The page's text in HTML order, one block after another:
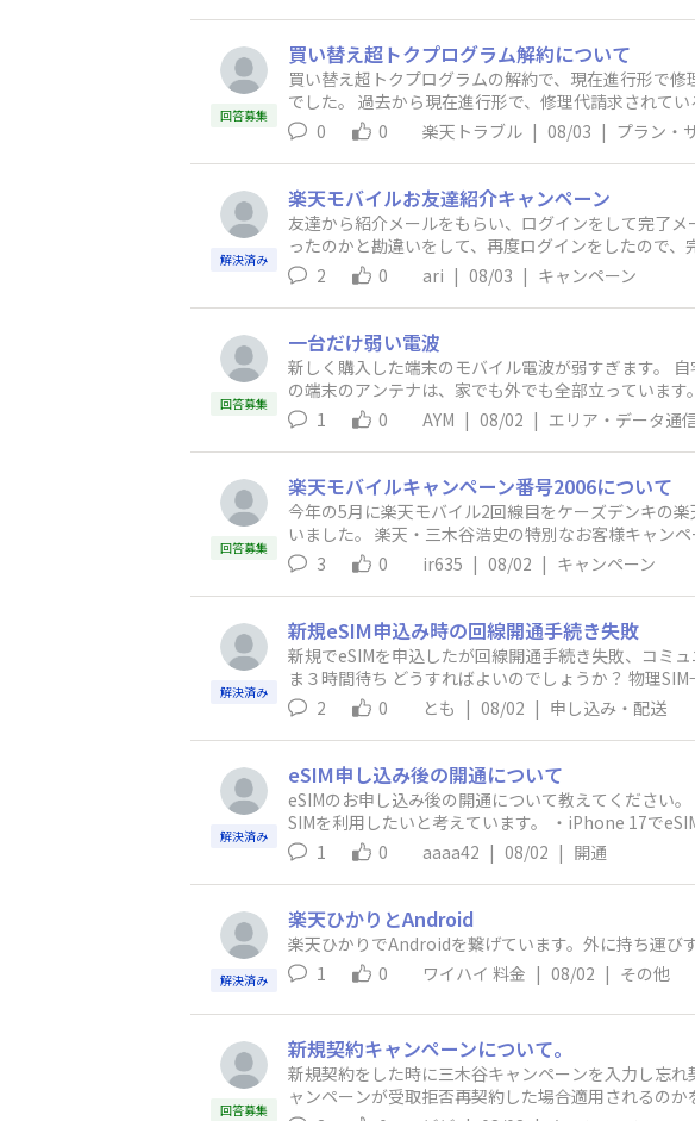
回答募集
買い替え超トクプログラム解約について
買い替え超トクプログラムの解約で、現在進行形で
でした。 過去から現在進行形で、修理代請求さ
0
0 楽天トラブル | 08/03 | プラン・
解決済み
楽天モバイルお友達紹介キャンペーン
友達から紹介メールをもらい、ログインをして完了
ったのかと勘違いをして、再度ログインをしたので
したらいいのでしょうか？
2 0 ari | 08/03 | キャンペーン
回答募集
一台だけ弱い電波
新しく購入した端末のモバイル電波が弱すぎます。
の端末のアンテナは、家でも外でも全部立っています。 楽天に相談して色々試して最終的にesimに変更するも効果なし。 他の2台が問題ないな
ら、端末側の不良ではないか？とのことで 端末の製造メーカ
電波改善・調査依頼しかないんですが 他の2台がフル
他に何か問い合わせれることはあるでしょうか？
1 0 AYM | 08/02 | エリア・データ通
回答募集
楽天モバイルキャンペーン番号2006について
今年の5月に楽天モバイル2回線目をケーズデンキの
いました。 楽天・三木谷浩史の特別なお客様キャンペーン（番号2798） 「Rakuten最強プラン」+対象Android購入でポイント還元キャンペー
ン（番号2006） キャンペーンのポイント付与が翌々月末なので7月末に入ると思ったのですが、番号2098のみ付与されており、番号2006は付与
されませんでした。 適用条件はどちらも「RakutenLink」利用であり、片方のポイントは付与されてるので理由がわかりません。 楽天のチャッ
トが混んでいて確認出来ていないのですが、理由な
3 0 ir635 | 08/02 | キャンペーン
解決済み
新規eSIM申込み時の回線開通手続き失敗
新規でeSIMを申込したが回線開通手続き失敗、コミ
ま３時間待ち ど
2
0 とも | 08/02 | 申し込み・配送
解決済み
eSIM申し込み後の開通について
eSIMのお申し込み後の開通について教えてください。 現在はiPhone 13で物理SIMを使用しています。 機種変更を予定しており、iPhone 17でe
SIMを利用したいと考えています。 ・iPhone 17でeSIMを申し込んだ場合、開通は自動で行われますか？それとも自分で手動開通する必要があ
りますか？ ・また、eSIMの準備（プロファイル発行など）が完了しても、こちらで開通手続きをしない限りは、現在使用しているiPhone 13
1 0 aaaa42 | 08/02 | 開通
解決済み
楽天ひかりとAndroid
楽天ひかりでAndroidを繋げています。外に持ち運び
1
0 ワイハイ 料金 | 08/02 | その他
回答募集
新規契約キャンペーンについて。
新規契約をした時に三木谷キャンペーンを入力し忘
ャンペーンが受取拒否再契約した場合適用されるの